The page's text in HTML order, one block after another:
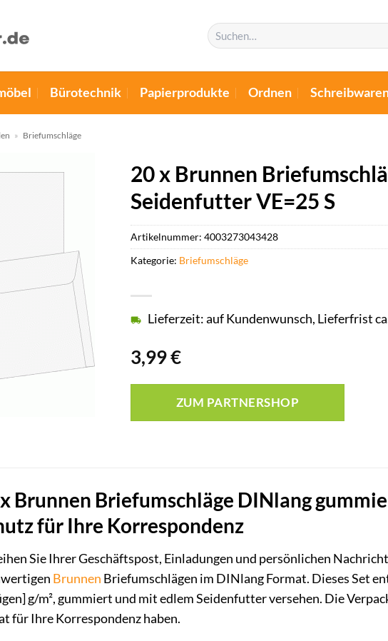
Suchen
nach:
Bürotechnik Papierprodukte Ordnen
» Briefumschläge
20 x Brunnen
Seidenfutter VE=25 S
3,99€
Lieferzeit: auf Kundenwunsch, Lieferfrist
ZUM PARTNERSHOP
Artikelnummer: 4003273043428
Kategorie: Briefumschläge
Brunnen Briefumschläge DINlang
für Ihre Korrespondenz
Sie Ihrer Geschäftspost, Einladungen und persönlichen
Brunnen Briefumschlägen im DINlang Format. Dieses Set
g/m², gummiert und mit edlem Seidenfutter versehen. Die
für Ihre Korrespondenz haben.